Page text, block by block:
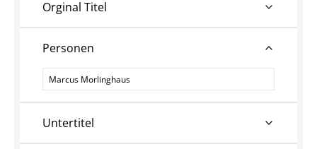
Orginal Titel
Personen
Personen
Untertitel